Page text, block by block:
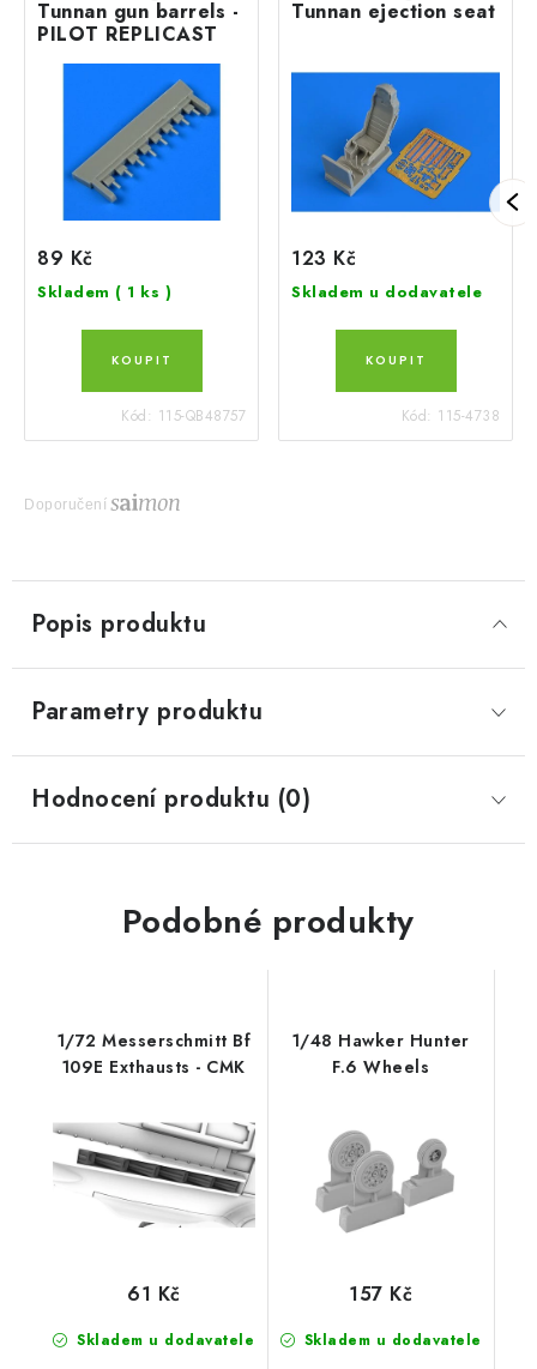
Tunnan gun barrels -
PILOT REPLICAST
89 Kč
Skladem ( 1 ks )
Kód: 115-QB48757
Tunnan ejection seat
123 Kč
Skladem u dodavatele
Kód: 115-4738
Doporučení
Popis produktu
Parametry produktu
Hodnocení produktu (0)
Podobné produkty
1/72 Messerschmitt Bf
109E Exthausts - CMK
Skladem u dodavatele
61 Kč
1/48 Hawker Hunter
F.6 Wheels
Skladem u dodavatele
157 Kč